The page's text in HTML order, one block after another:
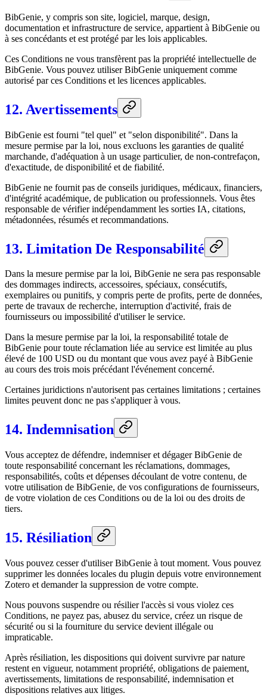
BibGenie, y compris son site, logiciel, marque, design,
documentation et infrastructure de service, appartient à BibGenie ou
à ses concédants et est protégé par les lois applicables.
Ces Conditions ne vous transfèrent pas la propriété intellectuelle de
BibGenie. Vous pouvez utiliser BibGenie uniquement comme
autorisé par ces Conditions et les licences applicables.
12. Avertissements
BibGenie est fourni "tel quel" et "selon disponibilité". Dans la
mesure permise par la loi, nous excluons les garanties de qualité
marchande, d'adéquation à un usage particulier, de non-contrefaçon,
d'exactitude, de disponibilité et de fiabilité.
BibGenie ne fournit pas de conseils juridiques, médicaux, financiers,
d'intégrité académique, de publication ou professionnels. Vous êtes
responsable de vérifier indépendamment les sorties IA, citations,
métadonnées, résumés et recommandations.
13. Limitation De Responsabilité
Dans la mesure permise par la loi, BibGenie ne sera pas responsable
des dommages indirects, accessoires, spéciaux, consécutifs,
exemplaires ou punitifs, y compris perte de profits, perte de données,
perte de travaux de recherche, interruption d'activité, frais de
fournisseurs ou impossibilité d'utiliser le service.
Dans la mesure permise par la loi, la responsabilité totale de
BibGenie pour toute réclamation liée au service est limitée au plus
élevé de 100 USD ou du montant que vous avez payé à BibGenie
au cours des trois mois précédant l'événement concerné.
Certaines juridictions n'autorisent pas certaines limitations ; certaines
limites peuvent donc ne pas s'appliquer à vous.
14. Indemnisation
Vous acceptez de défendre, indemniser et dégager BibGenie de
toute responsabilité concernant les réclamations, dommages,
responsabilités, coûts et dépenses découlant de votre contenu, de
votre utilisation de BibGenie, de vos configurations de fournisseurs,
de votre violation de ces Conditions ou de la loi ou des droits de
tiers.
15. Résiliation
Vous pouvez cesser d'utiliser BibGenie à tout moment. Vous pouvez
supprimer les données locales du plugin depuis votre environnement
Zotero et demander la suppression de votre compte.
Nous pouvons suspendre ou résilier l'accès si vous violez ces
Conditions, ne payez pas, abusez du service, créez un risque de
sécurité ou si la fourniture du service devient illégale ou
impraticable.
Après résiliation, les dispositions qui doivent survivre par nature
restent en vigueur, notamment propriété, obligations de paiement,
avertissements, limitations de responsabilité, indemnisation et
dispositions relatives aux litiges.